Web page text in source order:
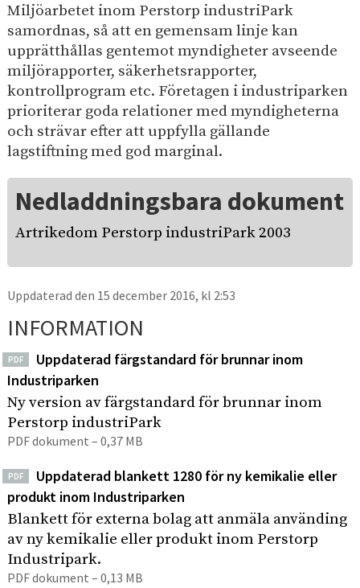
Miljöarbetet inom Perstorp industriPark
samordnas, så att en gemensam linje kan
upprätthållas gentemot myndigheter avseende
miljörapporter, säkerhetsrapporter,
kontrollprogram etc. Företagen i industriparken
prioriterar goda relationer med myndigheterna
och strävar efter att uppfylla gällande
lagstiftning med god marginal.
Nedladdningsbara dokument
Artrikedom Perstorp industriPark 2003
Uppdaterad den 15 december 2016, kl 2:53
INFORMATION
PDF
Uppdaterad färgstandard för brunnar inom
Industriparken
Ny version av färgstandard för brunnar inom
Perstorp industriPark
PDF dokument – 0,37 MB
PDF
Uppdaterad blankett 1280 för ny kemikalie eller
produkt inom Industriparken
Blankett för externa bolag att anmäla använding
av ny kemikalie eller produkt inom Perstorp
Industripark.
PDF dokument – 0,13 MB